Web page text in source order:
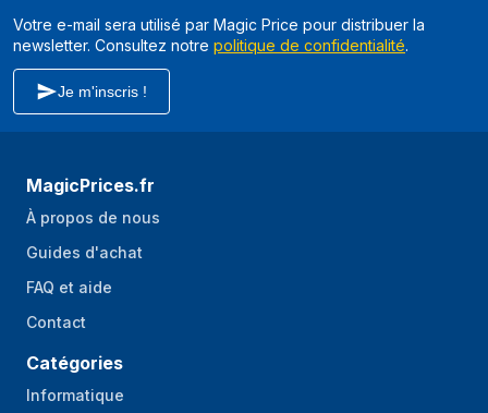
Couleur du produit Noir
Facteur de forme
supporté
consoles 3.5"
2,5 "
3,5 "internes
Nombre de slots
Votre e-mail sera utilisé par Magic Price pour distribuer la
newsletter. Consultez notre politique de confidentialité.
Je m'inscris !
MagicPrices.fr
À propos de nous
Guides d'achat
FAQ et aide
Contact
Catégories
Informatique